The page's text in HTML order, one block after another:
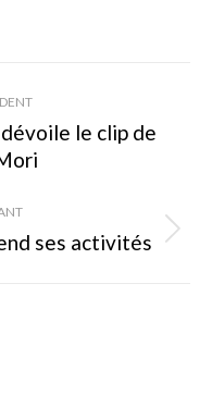
le clip de
ses activités